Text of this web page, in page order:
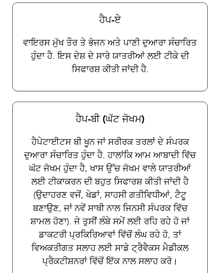
ਵਰਤੋਂ ਬਾਰੇ ਪੂਰਨ ਨਿਰਦੇਸ਼ ਪ੍ਰਦਾਨ ਕਰਨਗੇ।
ਹੈਪ-ਏ
ਵਾਇਰਸ ਮੁੱਖ ਤੌਰ ਤੇ ਭੋਜਨ ਅਤੇ ਪਾਣੀ ਦੁਆਰਾ ਸੰਚਾਰਿਤ
ਹੁੰਦਾ ਹੈ. ਇਸ ਦੇਸ਼ ਦੇ ਸਾਰੇ ਯਾਤਰੀਆਂ ਲਈ ਟੀਕੇ ਦੀ
ਸਿਫਾਰਸ਼ ਕੀਤੀ ਜਾਂਦੀ ਹੈ.
ਹੈਪ-ਬੀ (ਘੱਟ ਜੋਖਮ)
ਹੈਪੇਟਾਈਟਸ ਬੀ ਖੂਨ ਜਾਂ ਸਰੀਰਕ ਤਰਲਾਂ ਦੇ ਸੰਪਰਕ
ਦੁਆਰਾ ਸੰਚਾਰਿਤ ਹੁੰਦਾ ਹੈ. ਹਾਲਾਂਕਿ ਆਮ ਆਬਾਦੀ ਵਿੱਚ
ਘੱਟ ਜੋਖਮ ਹੁੰਦਾ ਹੈ, ਖਾਸ ਉੱਚ ਜੋਖਮ ਵਾਲੇ ਯਾਤਰੀਆਂ
ਲਈ ਟੀਕਾਕਰਨ ਦੀ ਬਹੁਤ ਸਿਫਾਰਸ਼ ਕੀਤੀ ਜਾਂਦੀ ਹੈ
(ਉਦਾਹਰਣ ਵਜੋਂ, ਖੇਡਾਂ, ਸਾਹਸੀ ਗਤੀਵਿਧੀਆਂ, ਟੈਟੂ
ਬਣਾਉਣ, ਜਾਂ ਨਵੇਂ ਸਾਥੀ ਨਾਲ ਜਿਨਸੀ ਸੰਪਰਕ ਵਿੱਚ
ਸ਼ਾਮਲ ਹੋਣਾ). ਜੇ ਤੁਸੀਂ ਲੰਬੇ ਸਮੇਂ ਲਈ ਰਹਿ ਰਹੇ ਹੋ ਜਾਂ
ਡਾਕਟਰੀ ਪ੍ਰਕਿਰਿਆਵਾਂ ਵਿੱਚੋਂ ਲੰਘ ਰਹੇ ਹੋ, ਤਾਂ
ਵਿਅਕਤੀਗਤ ਸਲਾਹ ਲਈ ਸਾਡੇ ਟ੍ਰੈਵੈਕਸ ਮੈਡੀਕਲ
ਪ੍ਰੈਕਟੀਸ਼ਨਰਾਂ ਵਿੱਚੋਂ ਇੱਕ ਨਾਲ ਸਲਾਹ ਕਰੋ।